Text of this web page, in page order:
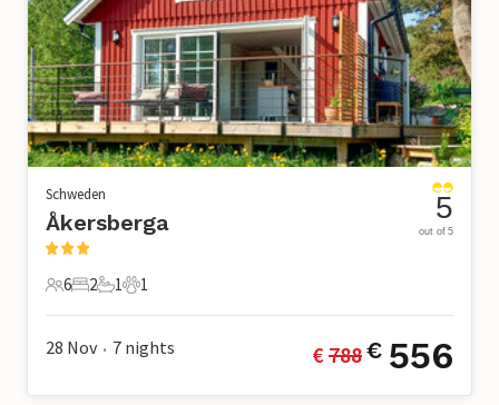
Schweden
Åkersberga
6 Gäste
6
2 Schlafzimmer
2
1 Badezimmer
1
1 Haustier
1
5
out of 5
28 Nov • 7 nights € 788€ 556